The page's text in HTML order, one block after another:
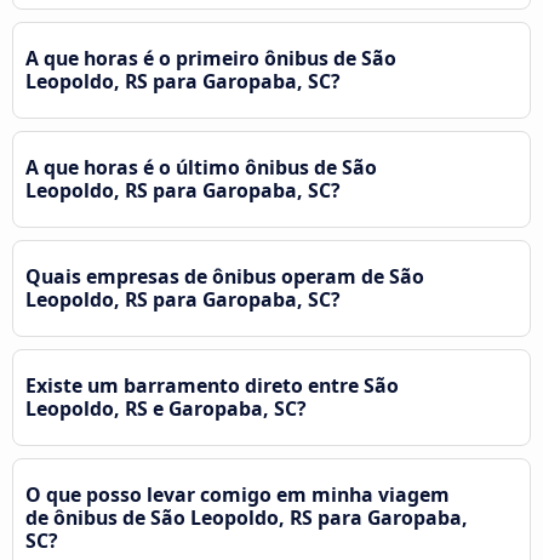
A que horas é o primeiro ônibus de São
Leopoldo, RS para Garopaba, SC?
A que horas é o último ônibus de São
Leopoldo, RS para Garopaba, SC?
Quais empresas de ônibus operam de São
Leopoldo, RS para Garopaba, SC?
Existe um barramento direto entre São
Leopoldo, RS e Garopaba, SC?
O que posso levar comigo em minha viagem
de ônibus de São Leopoldo, RS para Garopaba,
SC?